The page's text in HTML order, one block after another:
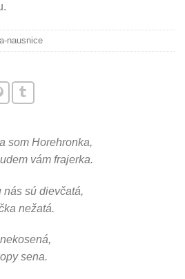
nausnice
som Horehronka,
vám frajerka.
sú dievčatá,
nežatá.
sena.